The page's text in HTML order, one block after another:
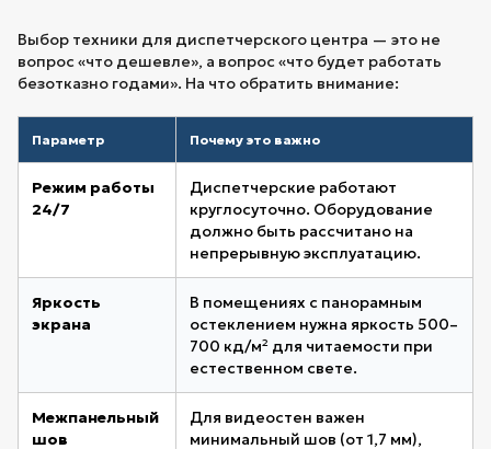
Выбор техники для диспетчерского центра — это не
вопрос «что дешевле», а вопрос «что будет работать
безотказно годами». На что обратить внимание:
Параметр Почему это важно
Режим работы
24/7
Диспетчерские работают
круглосуточно. Оборудование
должно быть рассчитано на
непрерывную эксплуатацию.
Яркость
экрана
В помещениях с панорамным
остеклением нужна яркость 500–
700 кд/м² для читаемости при
естественном свете.
Межпанельный
шов
Для видеостен важен
минимальный шов (от 1,7 мм),